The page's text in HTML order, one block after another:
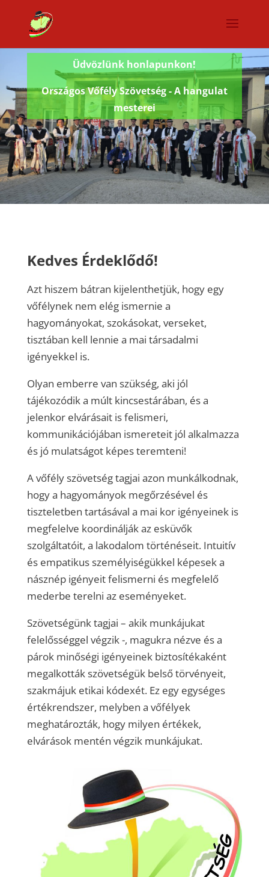
Üdvözlünk honlapunkon!
Országos Vőfély Szövetség - A hangulat
mesterei
Kedves Érdeklődő!
Azt hiszem bátran kijelenthetjük, hogy egy
vőfélynek nem elég ismernie a
hagyományokat, szokásokat, verseket,
tisztában kell lennie a mai társadalmi
igényekkel is.
Olyan emberre van szükség, aki jól
tájékozódik a múlt kincsestárában, és a
jelenkor elvárásait is felismeri,
kommunikációjában ismereteit jól alkalmazza
és jó mulatságot képes teremteni!
A vőfély szövetség tagjai azon munkálkodnak,
hogy a hagyományok megőrzésével és
tiszteletben tartásával a mai kor igényeinek is
megfelelve koordinálják az esküvők
szolgáltatóit, a lakodalom történéseit. Intuitív
és empatikus személyiségükkel képesek a
násznép igényeit felismerni és megfelelő
mederbe terelni az eseményeket.
Szövetségünk tagjai – akik munkájukat
felelősséggel végzik -, magukra nézve és a
párok minőségi igényeinek biztosítékaként
megalkották szövetségük belső törvényeit,
szakmájuk etikai kódexét. Ez egy egységes
értékrendszer, melyben a vőfélyek
meghatározták, hogy milyen értékek,
elvárások mentén végzik munkájukat.